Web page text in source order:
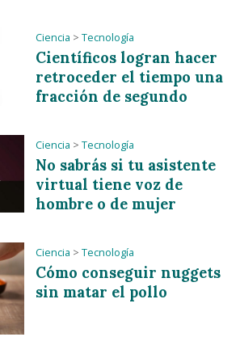
Ciencia > Tecnología
Científicos logran hacer
retroceder el tiempo una
fracción de segundo
Ciencia > Tecnología
No sabrás si tu asistente
virtual tiene voz de
hombre o de mujer
Ciencia > Tecnología
Cómo conseguir nuggets
sin matar el pollo